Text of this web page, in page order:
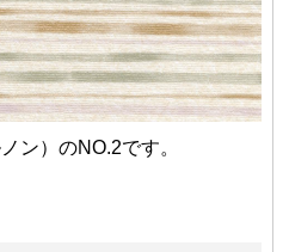
ン）のNO.2です。